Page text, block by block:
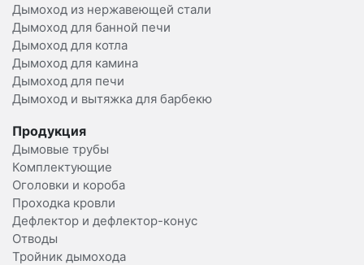
Дымоход из нержавеющей стали
Дымоход для банной печи
Дымоход для котла
Дымоход для камина
Дымоход для печи
Дымоход и вытяжка для барбекю
Продукция
Дымовые трубы
Комплектующие
Оголовки и короба
Проходка кровли
Дефлектор и дефлектор-конус
Отводы
Тройник дымохода